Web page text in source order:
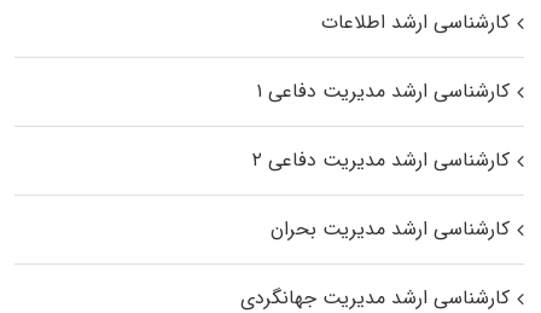
کارشناسی ارشد اطلاعات
کارشناسی ارشد مدیریت دفاعی ۱
کارشناسی ارشد مدیریت دفاعی ۲
کارشناسی ارشد مدیریت بحران
کارشناسی ارشد مدیریت جهانگردی